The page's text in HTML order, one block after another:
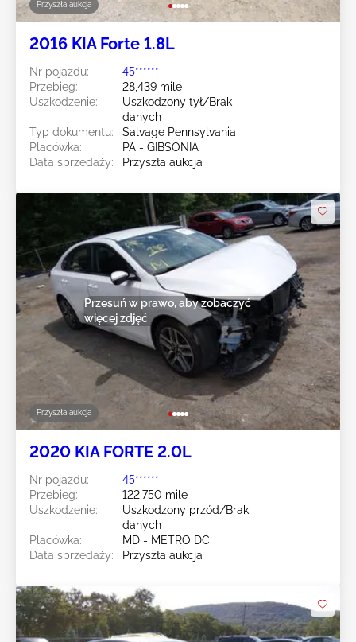
Przyszła aukcja
2016 KIA Forte 1.8L
Nr pojazdu:
45******
Przebieg:
28,439 mile
Uszkodzenie:
Uszkodzony tył/Brak
danych
Typ dokumentu:
Salvage Pennsylvania
Placówka:
PA - GIBSONIA
Data sprzedaży:
Przyszła aukcja
Przyszła aukcja
Przesuń w prawo, aby zobaczyć
więcej zdjęć
2020 KIA FORTE 2.0L
Nr pojazdu:
45******
Przebieg:
122,750 mile
Uszkodzenie:
Uszkodzony przód/Brak
danych
Placówka:
MD - METRO DC
Data sprzedaży:
Przyszła aukcja